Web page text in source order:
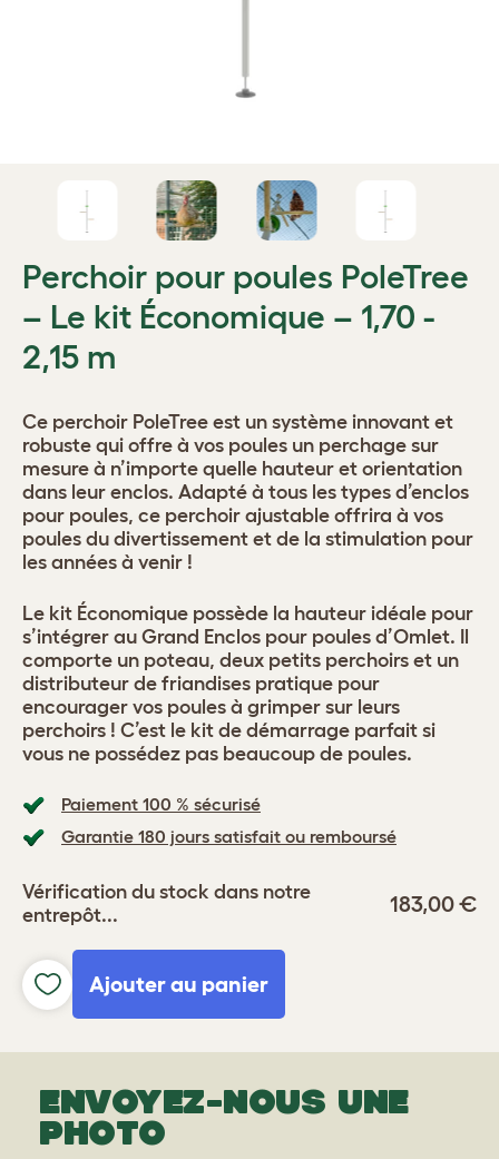
Perchoir pour poules PoleTree
– Le kit Économique – 1,70 -
2,15 m
Paiement 100 % sécurisé
Garantie 180 jours satisfait ou remboursé
Vérification du stock dans notre
entrepôt...
183,00 €
Ajouter au panier
Ce perchoir PoleTree est un système innovant et
robuste qui offre à vos poules un perchage sur
mesure à n’importe quelle hauteur et orientation
dans leur enclos. Adapté à tous les types d’enclos
pour poules, ce perchoir ajustable offrira à vos
poules du divertissement et de la stimulation pour
les années à venir !
Le kit Économique possède la hauteur idéale pour
s’intégrer au Grand Enclos pour poules d’Omlet. Il
comporte un poteau, deux petits perchoirs et un
distributeur de friandises pratique pour
encourager vos poules à grimper sur leurs
perchoirs ! C’est le kit de démarrage parfait si
vous ne possédez pas beaucoup de poules.
ENVOYEZ-NOUS UNE
PHOTO